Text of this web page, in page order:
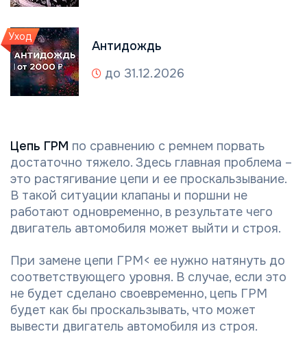
Цепь ГРМ по сравнению с ремнем порвать
достаточно тяжело. Здесь главная проблема –
это растягивание цепи и ее проскальзывание.
В такой ситуации клапаны и поршни не
работают одновременно, в результате чего
двигатель автомобиля может выйти и строя.
При замене цепи ГРМ< ее нужно натянуть до
соответствующего уровня. В случае, если это
не будет сделано своевременно, цепь ГРМ
будет как бы проскальзывать, что может
вывести двигатель автомобиля из строя.
Уход
Антидождь
до 31.12.2026